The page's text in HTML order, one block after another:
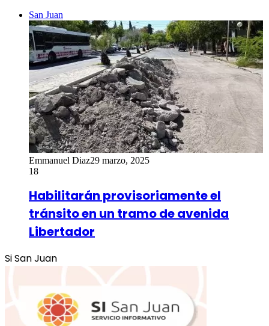
San Juan
Emmanuel Diaz29 marzo, 2025
18
Habilitarán provisoriamente el
tránsito en un tramo de avenida
Libertador
Si San Juan